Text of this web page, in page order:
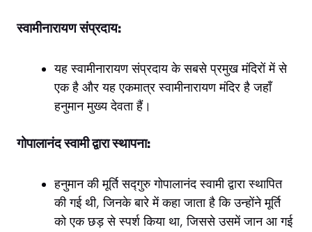
स्वामीनारायण संप्रदाय:
यह स्वामीनारायण संप्रदाय के सबसे प्रमुख मंदिरों में से
एक है और यह एकमात्र स्वामीनारायण मंदिर है जहाँ
हनुमान मुख्य देवता हैं।
गोपालानंद स्वामी द्वारा स्थापना:
हनुमान की मूर्ति सद्गुरु गोपालानंद स्वामी द्वारा स्थापित
की गई थी, जिनके बारे में कहा जाता है कि उन्होंने मूर्ति
को एक छड़ से स्पर्श किया था, जिससे उसमें जान आ गई